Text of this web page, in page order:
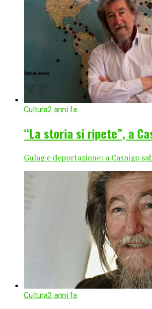
Cultura2 anni fa
“La storia si ripete”, a
Gulag e deportazione: a Casnigo
Cultura2 anni fa